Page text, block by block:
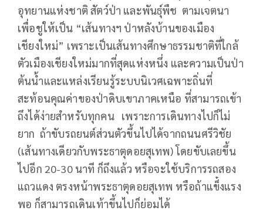
อุทยานแห่งชาติ สัตว์ป่า และพันธุ์พืช ตามเจตนา
เพื่อชูให้เป็น “เส้นทางฯ ป่าหลังบ้านของเมือง
เชียงใหม่” เพราะเป็นเส้นทางศึกษาธรรมชาติที่ใกล้
ตัวเมืองเชียงใหม่มากที่สุดแห่งหนึ่ง และความเป็นป่า
ต้นน้ำและแหล่งเรียนรู้ระบบนิเวศเฉพาะถิ่นที่
สะท้อนคุณค่าของป่าดิบเขาภาคเหนือ ที่สามารถเข้า
ถึงได้ง่ายสำหรับทุกคน เพราะการเดินทางไปก็ไม่
ยาก ถ้าขับรถยนต์ส่วนตัวขึ้นไปได้จากถนนศรีวิชัย
(เส้นทางเดียวกับพระธาตุดอยสุเทพ) โดยขับเลยขึ้น
ไปอีก 20-30 นาที ก็ถึงแล้ว หรือจะใช้บริการรถสอง
แถวแดง ตรงหน้าพระธาตุดอยสุเทพ หรือถ้าแข็๋งแรง
พอ ก็สามารถเดินเท้าขึ้นไปก็ย่อมได้